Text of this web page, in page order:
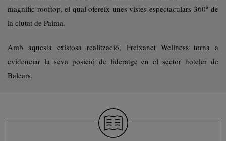
magnífic rooftop, el qual ofereix unes vistes espectaculars 360º de
la ciutat de Palma.
Amb aquesta existosa realització, Freixanet Wellness torna a
evidenciar la seva posició de lideratge en el sector hoteler de
Balears.